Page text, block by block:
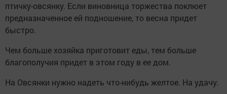
птичку-овсянку. Если виновница торжества поклюет
предназначенное ей подношение, то весна придет
быстро.
Чем больше хозяйка приготовит еды, тем больше
благополучия придет в этом году в ее дом.
На Овсянки нужно надеть что-нибудь желтое. На удачу.